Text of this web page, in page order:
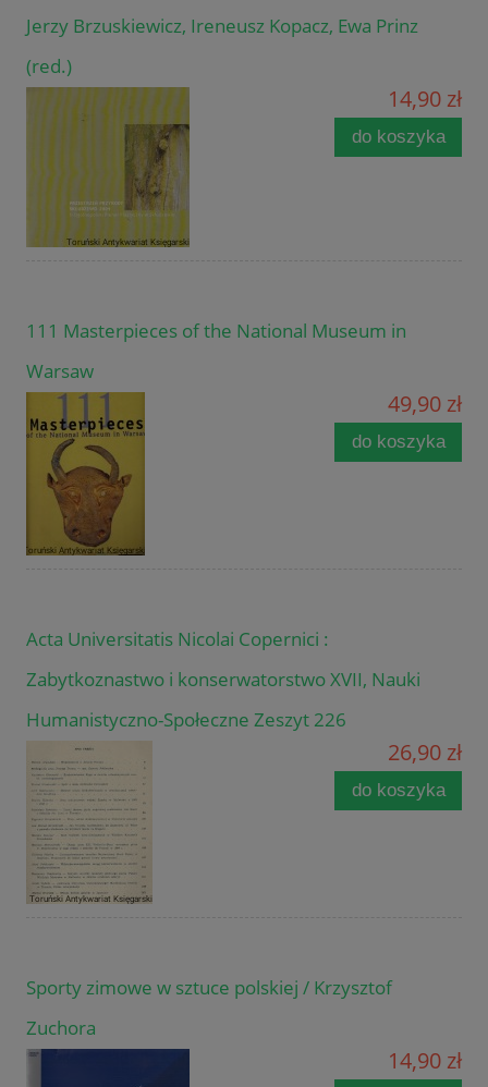
Jerzy Brzuskiewicz, Ireneusz Kopacz, Ewa Prinz
(red.)
14,90 zł
do koszyka
111 Masterpieces of the National Museum in
Warsaw
49,90 zł
do koszyka
Acta Universitatis Nicolai Copernici :
Zabytkoznastwo i konserwatorstwo XVII, Nauki
Humanistyczno-Społeczne Zeszyt 226
26,90 zł
do koszyka
Sporty zimowe w sztuce polskiej / Krzysztof
Zuchora
14,90 zł